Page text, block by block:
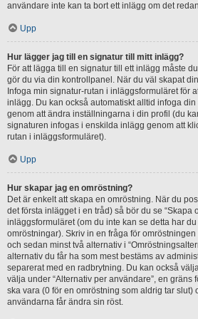
användare inte kan ta bort ett inlägg om det
Upp
Hur lägger jag till en signatur till mitt inlägg?
För att lägga till en signatur till ett inlägg måste
gör du via din kontrollpanel. När du väl skapat
Infoga min signatur-rutan i inläggsformuläret för
inlägg. Du kan också automatiskt alltid infoga
genom att ändra inställningarna i din profil (du
signaturen infogas i enskilda inlägg genom att
rutan i inläggsformuläret).
Upp
Hur skapar jag en omröstning?
Det är enkelt att skapa en omröstning. När du
det första inlägget i en tråd) så bör du se “Skapa
inläggsformuläret (om du inte kan se detta har
omröstningar). Skriv in en fråga för omröstningen
och sedan minst två alternativ i
alternativ du får ha som mest bestäms av
separerat med en radbrytning. Du kan också
välja under “Alternativ per användare”, en gräns
ska vara (0 för en omröstning som aldrig tar slut)
användarna får ändra sin röst.